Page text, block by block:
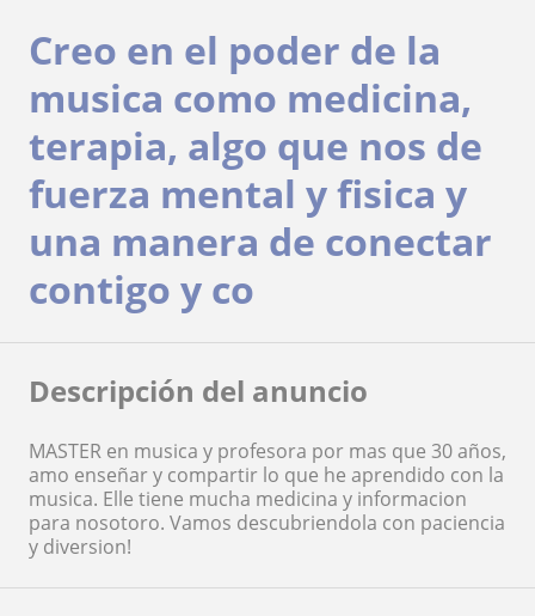
Creo en el poder de la
musica como medicina,
terapia, algo que nos de
fuerza mental y fisica y
una manera de conectar
contigo y co
Descripción del anuncio
MASTER en musica y profesora por mas que 30 años,
amo enseñar y compartir lo que he aprendido con la
musica. Elle tiene mucha medicina y informacion
para nosotoro. Vamos descubriendola con paciencia
y diversion!